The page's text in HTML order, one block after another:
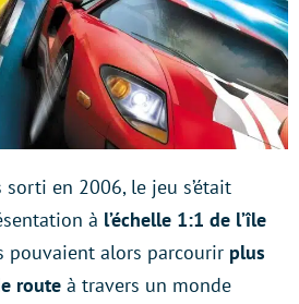
en 2006, le jeu s’était
à l’échelle 1:1 de l’île
pouvaient alors parcourir plus
route à travers un monde